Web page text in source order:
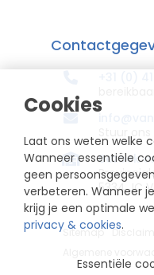
Cookies
Laat ons weten welke
Wanneer essentiële
geen
verbeteren. Wanneer
krijg je een optimale
privacy & cookies.
Essentiële
Bezoek
5334 JC
Sitemap